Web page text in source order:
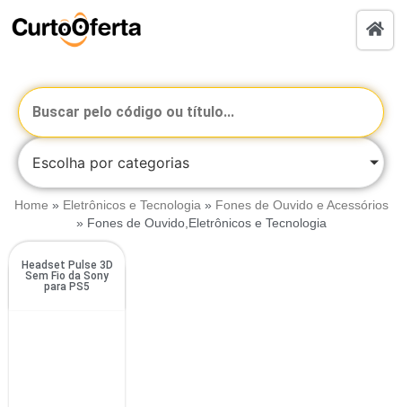
Escolha por categorias
Home » Eletrônicos e Tecnologia » Fones de Ouvido e Acessórios
» Fones de Ouvido,Eletrônicos e Tecnologia
Headset Pulse 3D
Sem Fio da Sony
para PS5